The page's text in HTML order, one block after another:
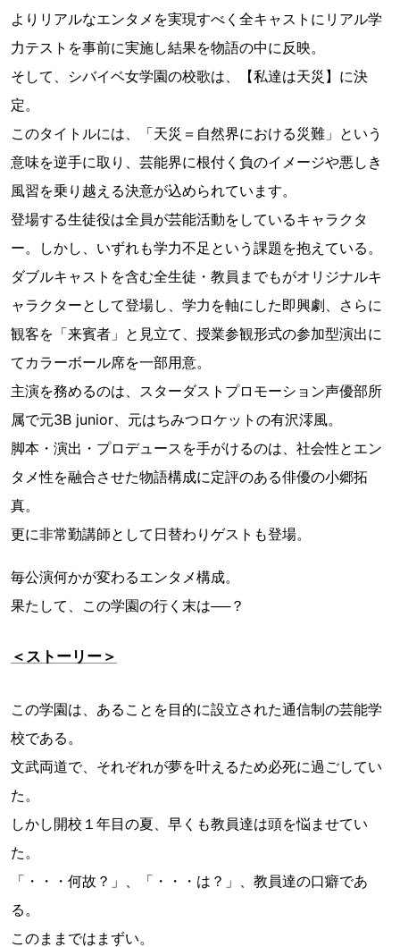
よりリアルなエンタメを実現すべく全キャストにリアル学
力テストを事前に実施し結果を物語の中に反映。
そして、シバイベ女学園の校歌は、【私達は天災】に決
定。
このタイトルには、「天災＝自然界における災難」という
意味を逆手に取り、芸能界に根付く負のイメージや悪しき
風習を乗り越える決意が込められています。
登場する生徒役は全員が芸能活動をしているキャラクタ
ー。しかし、いずれも学力不足という課題を抱えている。
ダブルキャストを含む全生徒・教員までもがオリジナルキ
ャラクターとして登場し、学力を軸にした即興劇、さらに
観客を「来賓者」と見立て、授業参観形式の参加型演出に
てカラーボール席を一部用意。
主演を務めるのは、スターダストプロモーション声優部所
属で元3B junior、元はちみつロケットの有沢澪風。
脚本・演出・プロデュースを手がけるのは、社会性とエン
タメ性を融合させた物語構成に定評のある俳優の小郷拓
真。
更に非常勤講師として日替わりゲストも登場。
毎公演何かが変わるエンタメ構成。
果たして、この学園の行く末は──？
＜ストーリー＞
この学園は、あることを目的に設立された通信制の芸能学
校である。
文武両道で、それぞれが夢を叶えるため必死に過ごしてい
た。
しかし開校１年目の夏、早くも教員達は頭を悩ませてい
た。
「・・・何故？」、「・・・は？」、教員達の口癖であ
る。
このままではまずい。